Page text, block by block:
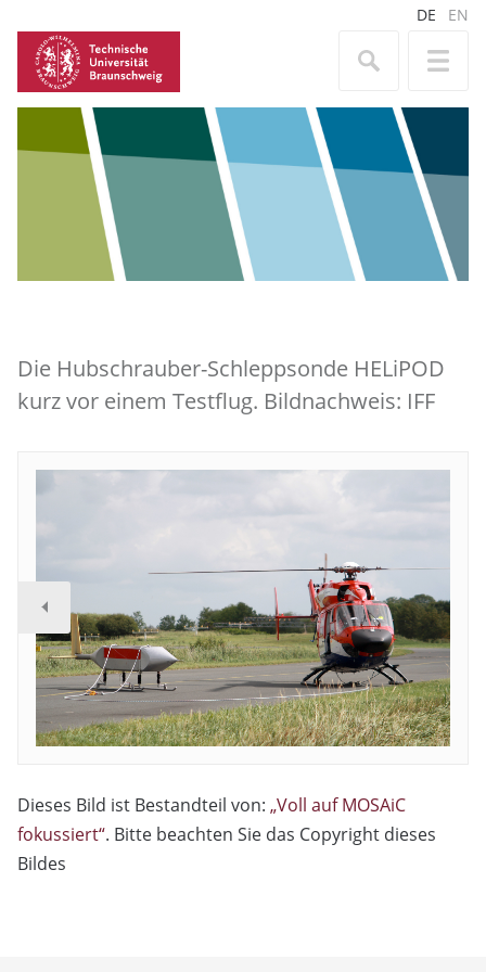
DE EN
Die Hubschrauber-Schleppsonde HELiPOD
kurz vor einem Testflug. Bildnachweis: IFF
Dieses Bild ist Bestandteil von: „Voll auf MOSAiC
fokussiert“. Bitte beachten Sie das Copyright dieses
Bildes